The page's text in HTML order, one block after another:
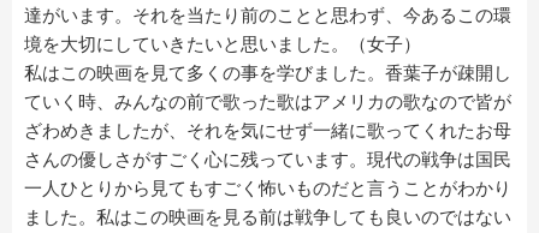
達がいます。それを当たり前のことと思わず、今あるこの環
境を大切にしていきたいと思いました。（女子）
私はこの映画を見て多くの事を学びました。香葉子が疎開し
ていく時、みんなの前で歌った歌はアメリカの歌なので皆が
ざわめきましたが、それを気にせず一緒に歌ってくれたお母
さんの優しさがすごく心に残っています。現代の戦争は国民
一人ひとりから見てもすごく怖いものだと言うことがわかり
ました。私はこの映画を見る前は戦争しても良いのではない